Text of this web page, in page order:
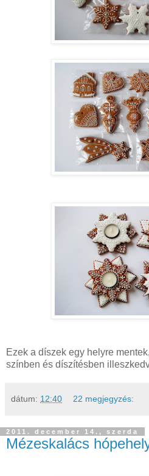
Ezek a díszek egy helyre
színben és díszítésben
dátum: 12:40 22 megjegyzés:
2011. december 14., szerda
Mézeskalács